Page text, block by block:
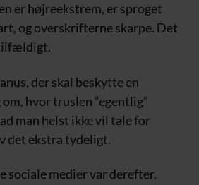
er højreekstrem, er sproget
og overskrifterne skarpe. Det
der skal beskytte en
hvor truslen “egentlig”
man helst ikke vil tale for
det ekstra tydeligt.
sociale medier var derefter.